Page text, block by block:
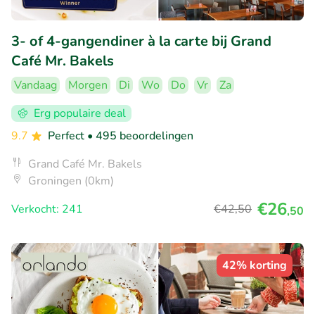
3- of 4-gangendiner à la carte bij Grand
Café Mr. Bakels
Vandaag Morgen Di Wo Do Vr
Za
Erg populaire deal
9.7
Perfect • 495 beoordelingen
Grand Café Mr. Bakels
Groningen (0km)
Verkocht: 241
€42,50 €26,50
42% korting